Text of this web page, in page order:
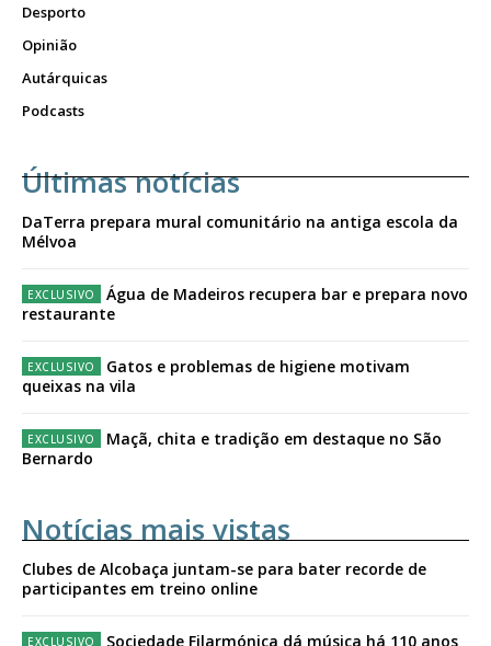
Desporto
Opinião
Autárquicas
Podcasts
Últimas notícias
DaTerra prepara mural comunitário na antiga escola da
Mélvoa
Água de Madeiros recupera bar e prepara novo
restaurante
Gatos e problemas de higiene motivam
queixas na vila
Maçã, chita e tradição em destaque no São
Bernardo
Notícias mais vistas
Clubes de Alcobaça juntam-se para bater recorde de
participantes em treino online
Sociedade Filarmónica dá música há 110 anos